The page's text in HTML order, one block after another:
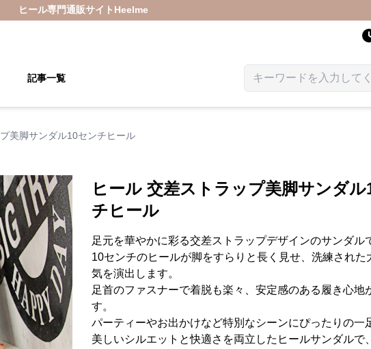
ヒール専門通販サイト Heelme
記事一覧
美脚サンダル10センチヒール
ヒール 交差ストラップ美脚サンダル
チヒール
足元を華やかに彩る交差ストラップデザインのサンダル
10センチのヒールが脚をすらりと長く見せ、洗練された
気を演出します。
足首のファスナーで着脱も楽々、安定感のある履き心地
す。
パーティーやお出かけなど特別なシーンにぴったりの一
美しいシルエットと快適さを両立したヒールサンダルで